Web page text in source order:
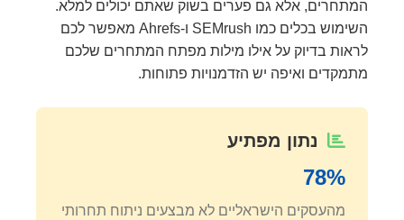
המתחרים, אלא גם פערים בשוק שאתם יכולים למלא.
השימוש בכלים כמו SEMrush ו-Ahrefs מאפשר לכם
לראות בדיוק על אילו מילות מפתח המתחרים שלכם
מתמקדים ואיפה יש הזדמנויות פתוחות.
נתון מפתיע
78%
מהעסקים הישראליים לא מבצעים ניתוח תחרותי